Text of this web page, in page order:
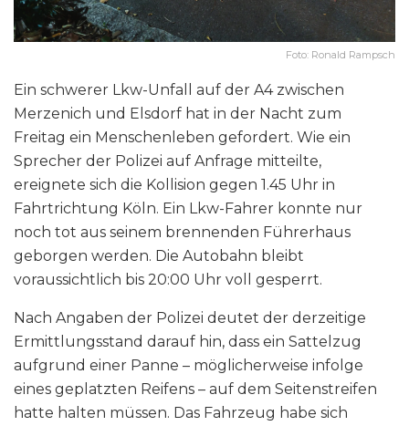
Foto: Ronald Rampsch
Ein schwerer Lkw-Unfall auf der A4 zwischen
Merzenich und Elsdorf hat in der Nacht zum
Freitag ein Menschenleben gefordert. Wie ein
Sprecher der Polizei auf Anfrage mitteilte,
ereignete sich die Kollision gegen 1.45 Uhr in
Fahrtrichtung Köln. Ein Lkw-Fahrer konnte nur
noch tot aus seinem brennenden Führerhaus
geborgen werden. Die Autobahn bleibt
voraussichtlich bis 20:00 Uhr voll gesperrt.
Nach Angaben der Polizei deutet der derzeitige
Ermittlungsstand darauf hin, dass ein Sattelzug
aufgrund einer Panne – möglicherweise infolge
eines geplatzten Reifens – auf dem Seitenstreifen
hatte halten müssen. Das Fahrzeug habe sich